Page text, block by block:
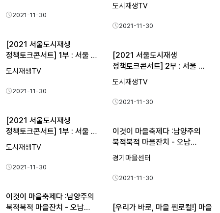
2021-11-30
도시재생TV
2021-11-30
[2021 서울도시재생
정책토크콘서트] 1부 : 서울 …
도시재생TV
2021-11-30
[2021 서울도시재생
정책토크콘서트] 2부 : 서울 …
도시재생TV
2021-11-30
[2021 서울도시재생
정책토크콘서트] 1부 : 서울 …
도시재생TV
2021-11-30
이것이 마을축제다 :남양주의
북적북적 마을잔치 - 오남…
경기마을센터
2021-11-30
이것이 마을축제다 :남양주의
북적북적 마을잔치 - 오남…
[우리가 바로, 마을 찐로컬!] 마을